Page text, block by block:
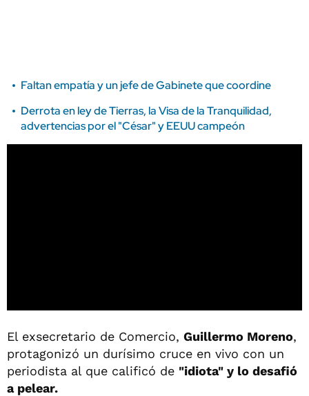
Faltan empatía y un jefe de Gabinete que coordine
Derrota en ley de Tierras, la Visa de la Tranquilidad,
advertencias por el "César" y EEUU campeón
El exsecretario de Comercio, Guillermo Moreno,
protagonizó un durísimo cruce en vivo con un
periodista al que calificó de "idiota" y lo desafió
a pelear.